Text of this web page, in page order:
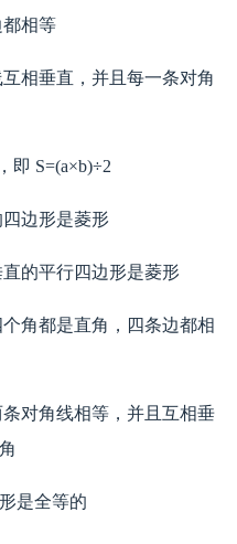
都相等
相垂直，并且每一条对角
即 S=(a×b)÷2
边形是菱形
的平行四边形是菱形
角都是直角，四条边都相
对角线相等，并且互相垂
是全等的